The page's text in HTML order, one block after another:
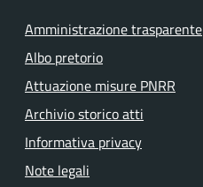
Amministrazione trasparente
Albo pretorio
Attuazione misure PNRR
Archivio storico atti
Informativa privacy
Note legali